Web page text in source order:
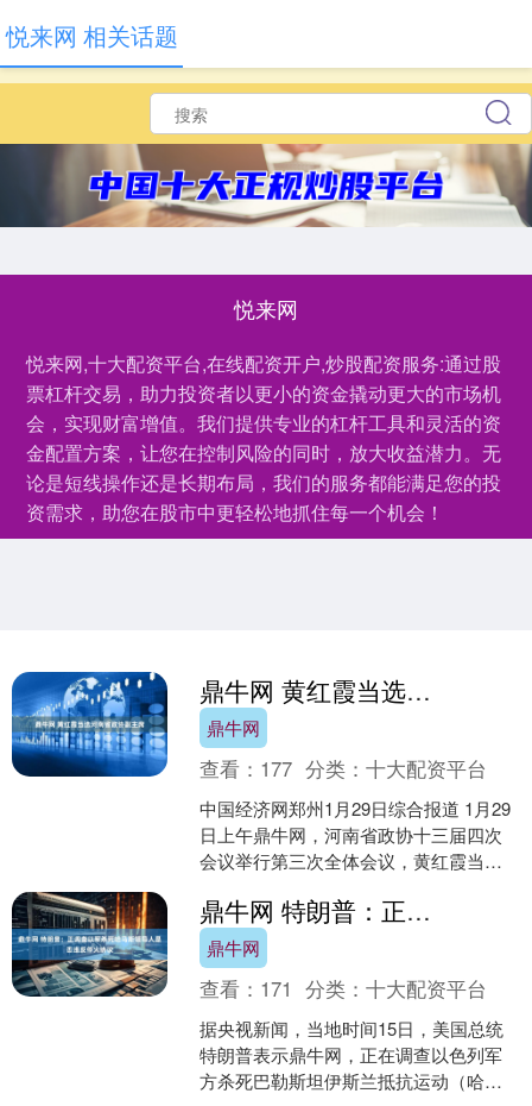
悦来网
悦来网,十大配资平台,在线配资开户,炒股配资服务:通过股
票杠杆交易，助力投资者以更小的资金撬动更大的市场机
会，实现财富增值。我们提供专业的杠杆工具和灵活的资
金配置方案，让您在控制风险的同时，放大收益潜力。无
论是短线操作还是长期布局，我们的服务都能满足您的投
资需求，助您在股市中更轻松地抓住每一个机会！
悦来网 相关话题
鼎牛网 黄红霞当选河南省政协副主席
鼎牛网
查看： 177 分类：十大配资平台
中国经济网郑州1月29日综合报道 1月29
日上午鼎牛网，河南省政协十三届四次
会议举行第三次全体会议，黄红霞当选
黄红霞，女，汉....
鼎牛网 特朗普：正调查以军杀死哈马斯领导人是否违反停火协议
鼎牛网
查看： 171 分类：十大配资平台
据央视新闻，当地时间15日，美国总统
特朗普表示鼎牛网，正在调查以色列军
方杀死巴勒斯坦伊斯兰抵抗运动（哈马